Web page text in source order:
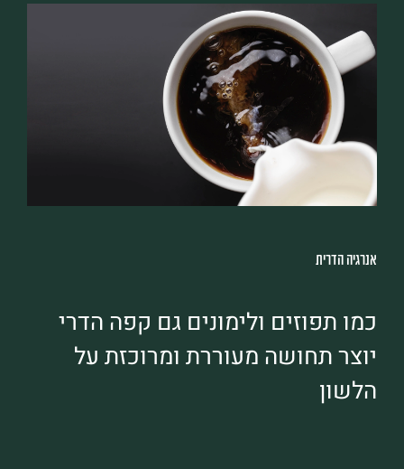
אנרגיה הדרית
כמו תפוזים ולימונים גם קפה הדרי
יוצר תחושה מעוררת ומרוכזת על
הלשון